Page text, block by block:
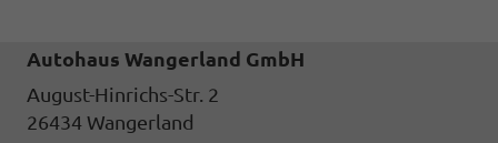
Autohaus Wangerland GmbH
August-Hinrichs-Str. 2
26434 Wangerland